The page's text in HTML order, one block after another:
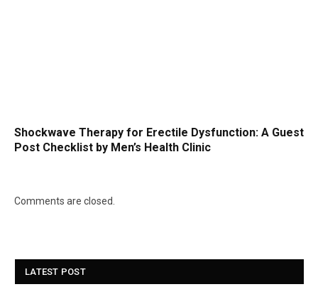
Shockwave Therapy for Erectile Dysfunction: A Guest
Post Checklist by Men’s Health Clinic
Comments are closed.
LATEST POST